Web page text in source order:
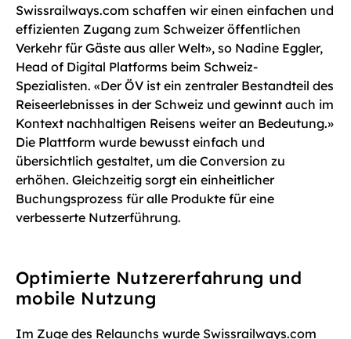
Swissrailways.com schaffen wir einen einfachen und
effizienten Zugang zum Schweizer öffentlichen
Verkehr für Gäste aus aller Welt», so Nadine Eggler,
Head of Digital Platforms beim Schweiz-
Spezialisten. «Der ÖV ist ein zentraler Bestandteil des
Reiseerlebnisses in der Schweiz und gewinnt auch im
Kontext nachhaltigen Reisens weiter an Bedeutung.»
Die Plattform wurde bewusst einfach und
übersichtlich gestaltet, um die Conversion zu
erhöhen. Gleichzeitig sorgt ein einheitlicher
Buchungsprozess für alle Produkte für eine
verbesserte Nutzerführung.
Optimierte Nutzererfahrung und
mobile Nutzung
Im Zuge des Relaunchs wurde Swissrailways.com